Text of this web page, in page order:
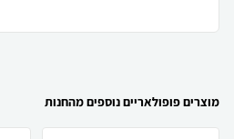
מוצרים פופולאריים נוספים מהחנות